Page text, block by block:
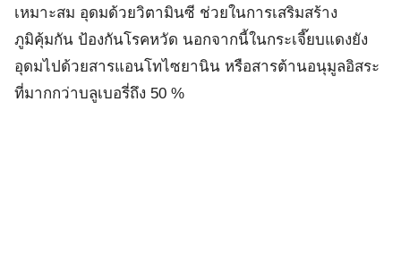
เหมาะสม อุดมด้วยวิตามินซี ช่วยในการเสริมสร้าง
ภูมิคุ้มกัน ป้องกันโรคหวัด นอกจากนี้ในกระเจี๊ยบแดงยัง
อุดมไปด้วยสารแอนโทไซยานิน หรือสารต้านอนุมูลอิสระ
ที่มากกว่าบลูเบอรี่ถึง 50 %